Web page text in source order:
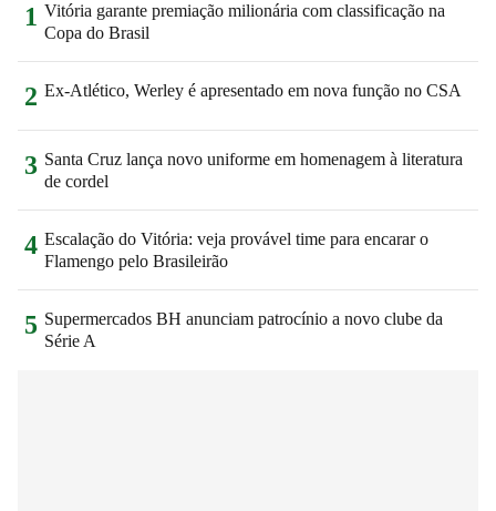
1 Vitória garante premiação milionária com classificação na
Copa do Brasil
2 Ex-Atlético, Werley é apresentado em nova função no CSA
3 Santa Cruz lança novo uniforme em homenagem à literatura
de cordel
4 Escalação do Vitória: veja provável time para encarar o
Flamengo pelo Brasileirão
5 Supermercados BH anunciam patrocínio a novo clube da
Série A